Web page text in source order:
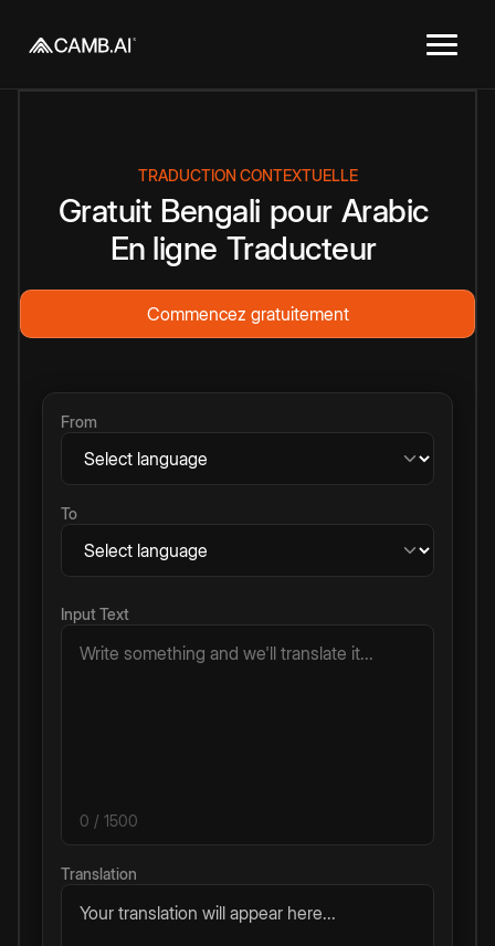
TRADUCTION CONTEXTUELLE
Gratuit Bengali pour Arabic
En ligne Traducteur
Commencez gratuitement
From
To
Input Text
0 / 1500
Translation
Your translation will appear here...